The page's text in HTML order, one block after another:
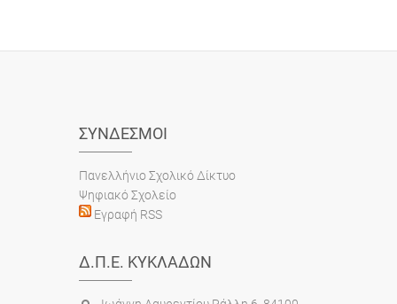
ΣΎΝΔΕΣΜΟΙ
Πανελλήνιο Σχολικό Δίκτυο
Ψηφιακό Σχολείο
Εγραφή RSS
Δ.Π.Ε. ΚΥΚΛΆΔΩΝ